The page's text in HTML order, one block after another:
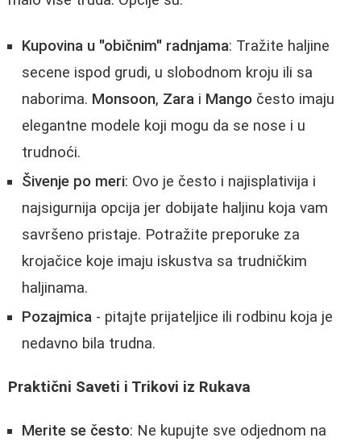
Kupovina u "običnim" radnjama: Tražite haljine
secene ispod grudi, u slobodnom kroju ili sa
naborima. Monsoon, Zara i Mango često imaju
elegantne modele koji mogu da se nose i u
trudnoći.
Šivenje po meri: Ovo je često i najisplativija i
najsigurnija opcija jer dobijate haljinu koja vam
savršeno pristaje. Potražite preporuke za
krojačice koje imaju iskustva sa trudničkim
haljinama.
Pozajmica - pitajte prijateljice ili rodbinu koja je
nedavno bila trudna.
Praktični Saveti i Trikovi iz Rukava
Merite se često: Ne kupujte sve odjednom na